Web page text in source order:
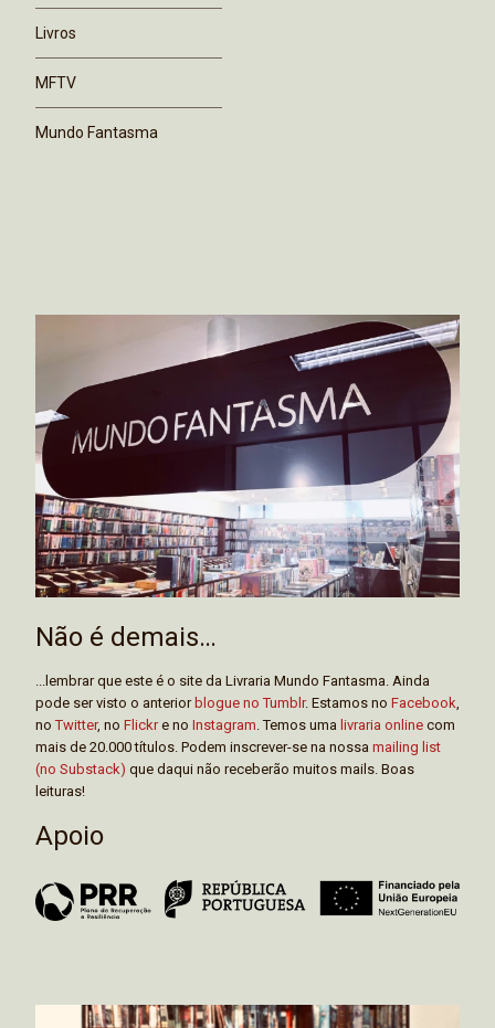
Livros
MFTV
Mundo Fantasma
Não é demais…
...lembrar que este é o site da Livraria Mundo Fantasma. Ainda
pode ser visto o anteriorblogue no Tumblr. Estamos no Facebook
noTwitter, no Flickre no Instagram . Temos uma livraria online com
mais de 20.000 títulos. Podem inscrever-se na nossa mailing list
(no Substack) que daqui não receberão muitos mails. Boas
leituras!
Apoio